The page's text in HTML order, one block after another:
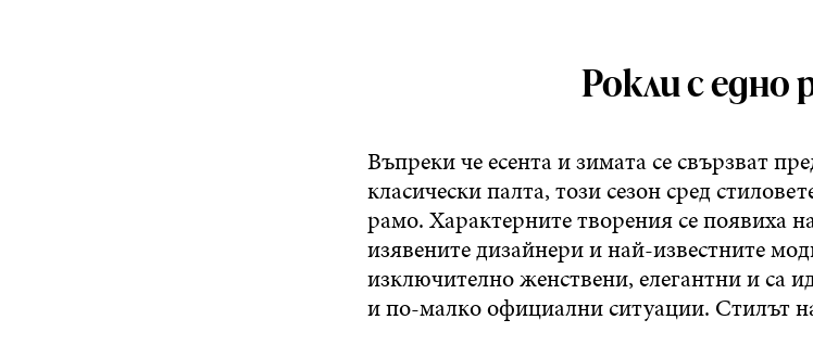
Рокли с едно
Въпреки че есента и зимата се свързват
класически палта, този сезон сред
рамо. Характерните творения се появиха
изявените дизайнери и най-известните
изключително женствени, елегантни и са
и по-малко официални ситуации. Стилът